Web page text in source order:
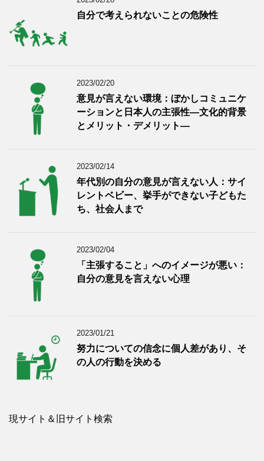
自分で考えられないことの危険性
2023/02/20
意見が言えない環境：ぼかしコミュニケ
ーションと日本人の主張性―文化的背景
とメリット・デメリット―
2023/02/14
年代別の自分の意見が言えない人：サイ
レントベビー、挙手ができない子どもた
ち、社会人まで
2023/02/04
「主張すること」へのイメージが悪い：
自分の意見を言えない心理
2023/01/21
努力についての信念に個人差があり、そ
の人の行動を決める
現サイト＆旧サイト検索